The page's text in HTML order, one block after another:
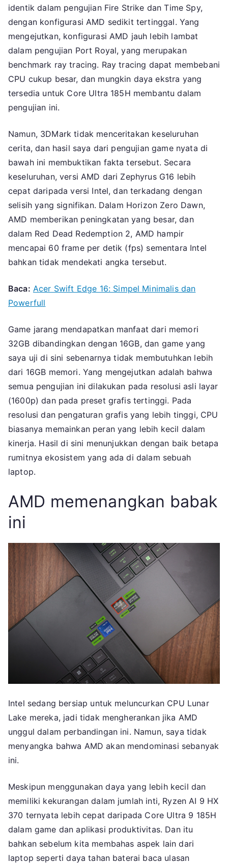
identik dalam pengujian Fire Strike dan Time Spy,
dengan konfigurasi AMD sedikit tertinggal. Yang
mengejutkan, konfigurasi AMD jauh lebih lambat
dalam pengujian Port Royal, yang merupakan
benchmark ray tracing. Ray tracing dapat membebani
CPU cukup besar, dan mungkin daya ekstra yang
tersedia untuk Core Ultra 185H membantu dalam
pengujian ini.
Namun, 3DMark tidak menceritakan keseluruhan
cerita, dan hasil saya dari pengujian game nyata di
bawah ini membuktikan fakta tersebut. Secara
keseluruhan, versi AMD dari Zephyrus G16 lebih
cepat daripada versi Intel, dan terkadang dengan
selisih yang signifikan. Dalam Horizon Zero Dawn,
AMD memberikan peningkatan yang besar, dan
dalam Red Dead Redemption 2, AMD hampir
mencapai 60 frame per detik (fps) sementara Intel
bahkan tidak mendekati angka tersebut.
Baca: Acer Swift Edge 16: Simpel Minimalis dan
Powerfull
Game jarang mendapatkan manfaat dari memori
32GB dibandingkan dengan 16GB, dan game yang
saya uji di sini sebenarnya tidak membutuhkan lebih
dari 16GB memori. Yang mengejutkan adalah bahwa
semua pengujian ini dilakukan pada resolusi asli layar
(1600p) dan pada preset grafis tertinggi. Pada
resolusi dan pengaturan grafis yang lebih tinggi, CPU
biasanya memainkan peran yang lebih kecil dalam
kinerja. Hasil di sini menunjukkan dengan baik betapa
rumitnya ekosistem yang ada di dalam sebuah
laptop.
AMD memenangkan babak
ini
Intel sedang bersiap untuk meluncurkan CPU Lunar
Lake mereka, jadi tidak mengherankan jika AMD
unggul dalam perbandingan ini. Namun, saya tidak
menyangka bahwa AMD akan mendominasi sebanyak
ini.
Meskipun menggunakan daya yang lebih kecil dan
memiliki kekurangan dalam jumlah inti, Ryzen AI 9 HX
370 ternyata lebih cepat daripada Core Ultra 9 185H
dalam game dan aplikasi produktivitas. Dan itu
bahkan sebelum kita membahas aspek lain dari
laptop seperti daya tahan baterai baca ulasan